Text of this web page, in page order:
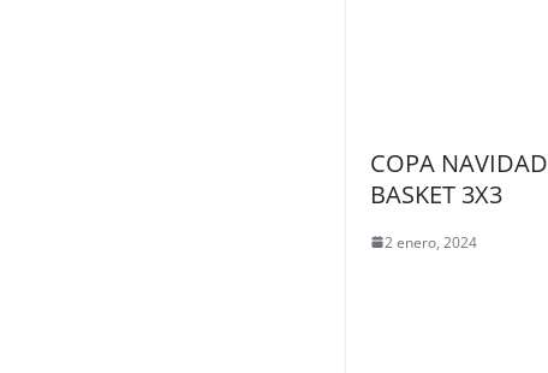
COPA NAVIDAD
BASKET 3X3
2 enero, 2024